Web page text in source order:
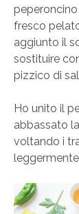
peperoncino
fresco
aggiunto il
sostituire
pizzico di
Ho unito il
abbassato
voltando i